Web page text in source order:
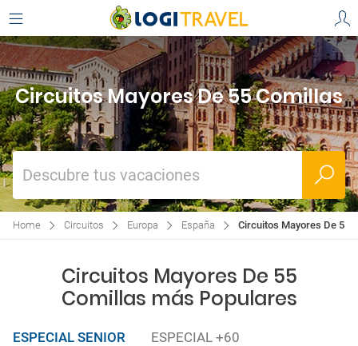
Circuitos Mayores De 55 Comillas
Descubre tus vacaciones
Home Circuitos Europa España Circuitos Mayores De 55
Circuitos Mayores De 55
Comillas más Populares
ESPECIAL SENIOR ESPECIAL +60